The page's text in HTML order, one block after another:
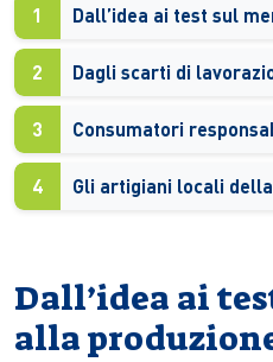
1 Dall’idea ai test sul
2
3
4
Dall’idea ai
alla